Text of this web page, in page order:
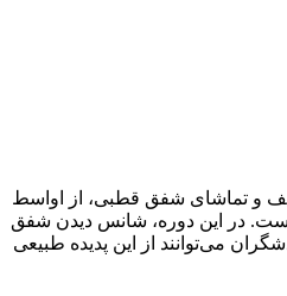
و تماشای شفق قطبی، از اواسط
است. در این دوره، شانس دیدن شفق
می‌توانند از این پدیده طبیعی